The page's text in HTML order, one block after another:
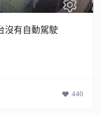
沒有自動駕駛
440